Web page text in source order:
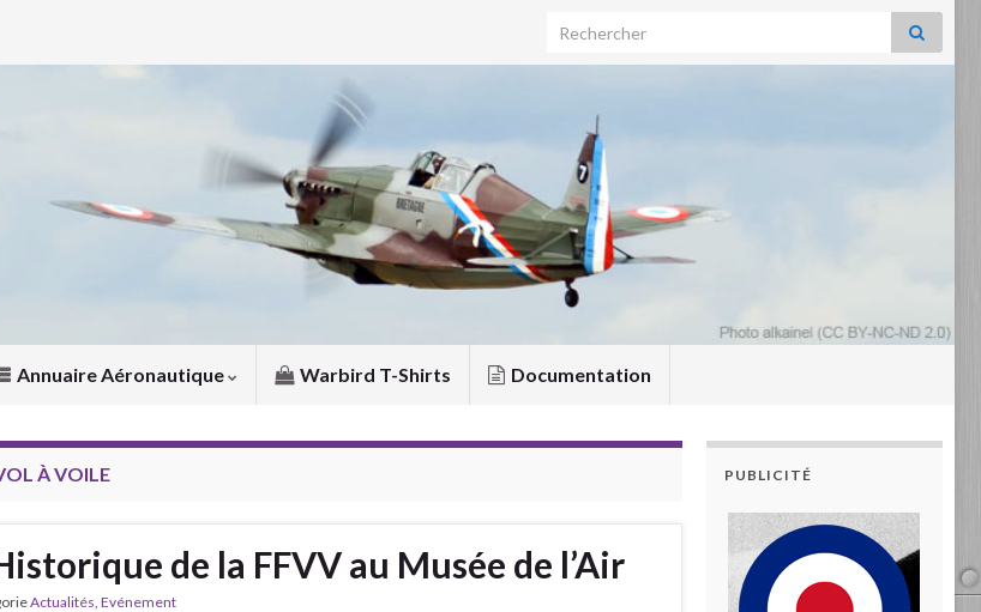
Search for:
Annuaire Aéronautique Warbird T-Shirts Documentation
À VOILE
de la FFVV au Musée de l’Air
Actualités, Evénement
PUBLICITÉ